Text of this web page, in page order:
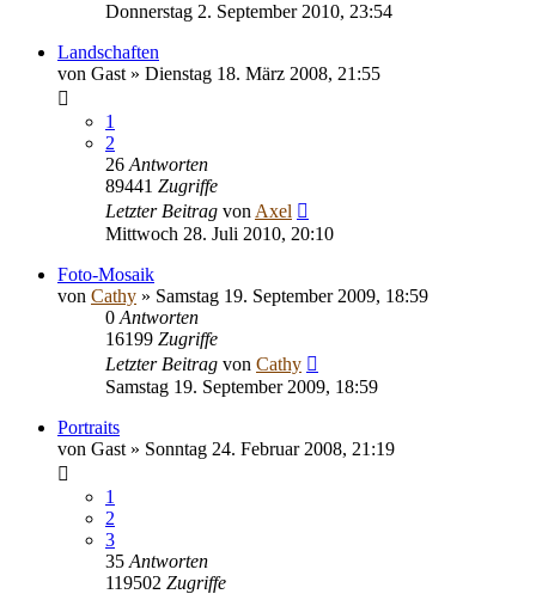
Donnerstag 2. September 2010, 23:54
Landschaften
von Gast » Dienstag 18. März 2008, 21:55
1
2
26 Antworten
89441 Zugriffe
Letzter Beitrag von Axel
Mittwoch 28. Juli 2010, 20:10
Foto-Mosaik
von Cathy » Samstag 19. September 2009, 18:59
0 Antworten
16199 Zugriffe
Letzter Beitrag von Cathy
Samstag 19. September 2009, 18:59
Portraits
von Gast » Sonntag 24. Februar 2008, 21:19
1
2
3
35 Antworten
119502 Zugriffe